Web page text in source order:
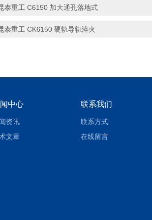
泰重工 C6150 加大通孔落地式
泰重工 CK6150 硬轨导轨淬火
中心
资讯
文章
联系我们
联系方式
在线留言